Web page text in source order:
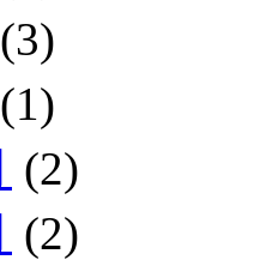
(3)
(1)
(2)
(2)